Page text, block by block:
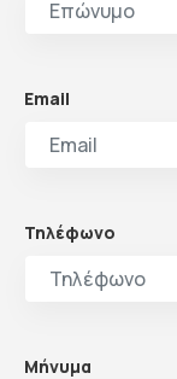
Email
Τηλέφωνο
Μήνυμα